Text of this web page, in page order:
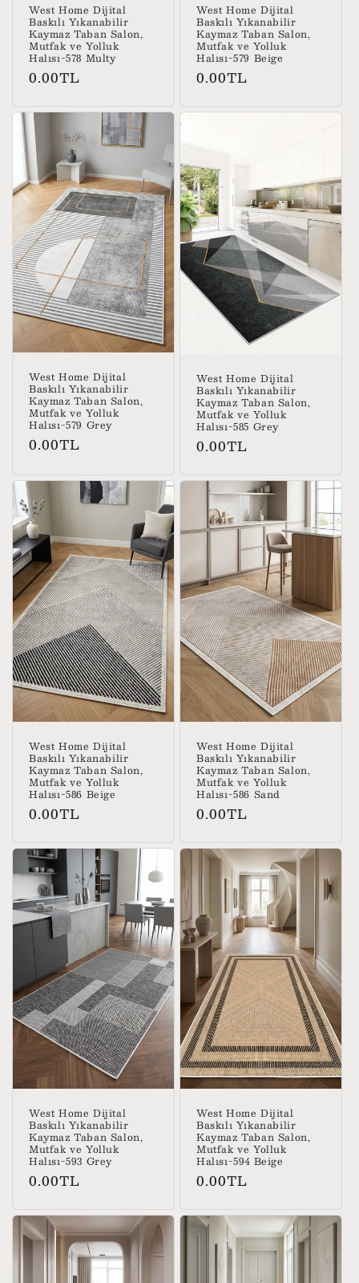
West Home Dijital
Baskılı Yıkanabilir
Kaymaz Taban Salon,
Mutfak ve Yolluk
Halısı-578 Multy
Normal
0.00TL
West Home Dijital
Baskılı Yıkanabilir
Kaymaz Taban Salon,
Mutfak ve Yolluk
Halısı-579 Beige
Normal
0.00TL
West Home Dijital
Baskılı Yıkanabilir
Kaymaz Taban Salon,
Mutfak ve Yolluk
Halısı-579 Grey
Normal
0.00TL
West Home Dijital
Baskılı Yıkanabilir
Kaymaz Taban Salon,
Mutfak ve Yolluk
Halısı-585 Grey
Normal
0.00TL
West Home Dijital
Baskılı Yıkanabilir
Kaymaz Taban Salon,
Mutfak ve Yolluk
Halısı-586 Beige
Normal
0.00TL
West Home Dijital
Baskılı Yıkanabilir
Kaymaz Taban Salon,
Mutfak ve Yolluk
Halısı-586 Sand
Normal
0.00TL
West Home Dijital
Baskılı Yıkanabilir
Kaymaz Taban Salon,
Mutfak ve Yolluk
Halısı-593 Grey
Normal
0.00TL
West Home Dijital
Baskılı Yıkanabilir
Kaymaz Taban Salon,
Mutfak ve Yolluk
Halısı-594 Beige
Normal
0.00TL